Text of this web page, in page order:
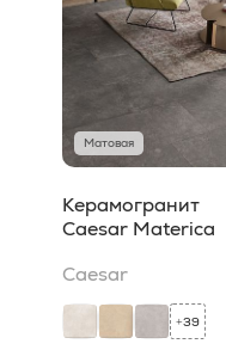
Матовая
Керамогранит
Caesar Materica
Caesar
+39